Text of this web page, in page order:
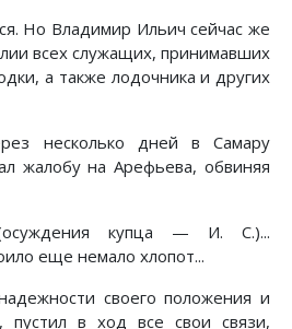
Но Владимир Ильич сейчас же
всех служащих, принимавших
а также лодочника и других
несколько дней в Самару
жалобу на Арефьева, обвиняя
купца — И. С.)...
еще немало хлопот...
своего положения и
пустил в ход все свои связи,